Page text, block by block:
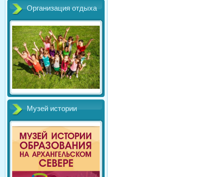
Организация отдыха
Музей истории